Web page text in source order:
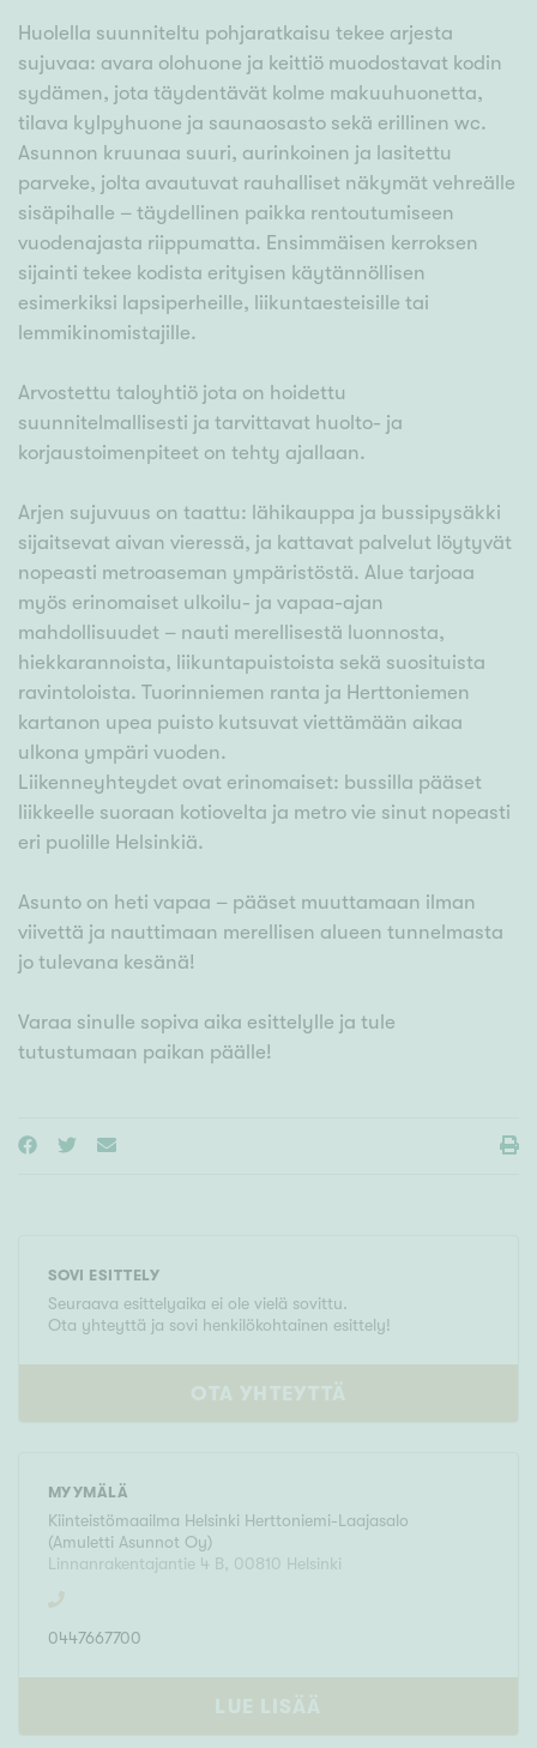
Huolella suunniteltu pohjaratkaisu tekee arjesta
sujuvaa: avara olohuone ja keittiö muodostavat kodin
sydämen, jota täydentävät kolme makuuhuonetta,
tilava kylpyhuone ja saunaosasto sekä erillinen wc.
Asunnon kruunaa suuri, aurinkoinen ja lasitettu
parveke, jolta avautuvat rauhalliset näkymät vehreälle
sisäpihalle – täydellinen paikka rentoutumiseen
vuodenajasta riippumatta. Ensimmäisen kerroksen
sijainti tekee kodista erityisen käytännöllisen
esimerkiksi lapsiperheille, liikuntaesteisille tai
lemmikinomistajille.
Arvostettu taloyhtiö jota on hoidettu
suunnitelmallisesti ja tarvittavat huolto- ja
korjaustoimenpiteet on tehty ajallaan.
Arjen sujuvuus on taattu: lähikauppa ja bussipysäkki
sijaitsevat aivan vieressä, ja kattavat palvelut löytyvät
nopeasti metroaseman ympäristöstä. Alue tarjoaa
myös erinomaiset ulkoilu- ja vapaa-ajan
mahdollisuudet – nauti merellisestä luonnosta,
hiekkarannoista, liikuntapuistoista sekä suosituista
ravintoloista. Tuorinniemen ranta ja Herttoniemen
kartanon upea puisto kutsuvat viettämään aikaa
ulkona ympäri vuoden.
Liikenneyhteydet ovat erinomaiset: bussilla pääset
liikkeelle suoraan kotiovelta ja metro vie sinut nopeasti
eri puolille Helsinkiä.
Asunto on heti vapaa – pääset muuttamaan ilman
viivettä ja nauttimaan merellisen alueen tunnelmasta
jo tulevana kesänä!
Varaa sinulle sopiva aika esittelylle ja tule
tutustumaan paikan päälle!
SOVI ESITTELY
Seuraava esittelyaika ei ole vielä sovittu.
Ota yhteyttä ja sovi henkilökohtainen esittely!
OTA YHTEYTTÄ
MYYMÄLÄ
Kiinteistömaailma Helsinki Herttoniemi-Laajasalo
(Amuletti Asunnot Oy)
Linnanrakentajantie 4 B, 00810 Helsinki
0447667700
LUE LISÄÄ